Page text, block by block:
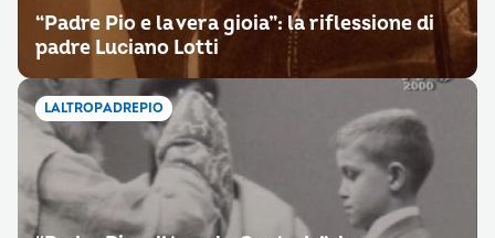
“Padre Pio e la vera gioia”: la riflessione di
padre Luciano Lotti
LALTROPADREPIO